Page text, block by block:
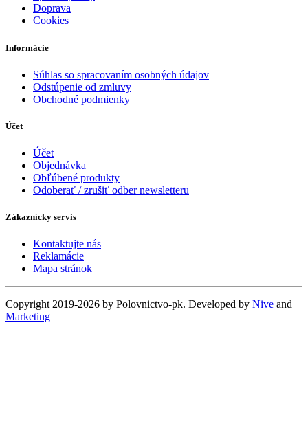
Doprava
Cookies
Informácie
Súhlas so spracovaním osobných údajov
Odstúpenie od zmluvy
Obchodné podmienky
Účet
Účet
Objednávka
Obľúbené produkty
Odoberať / zrušiť odber newsletteru
Zákaznícky servis
Kontaktujte nás
Reklamácie
Mapa stránok
Copyright 2019-2026 by Polovnictvo-pk. Developed by Nive and
Marketing